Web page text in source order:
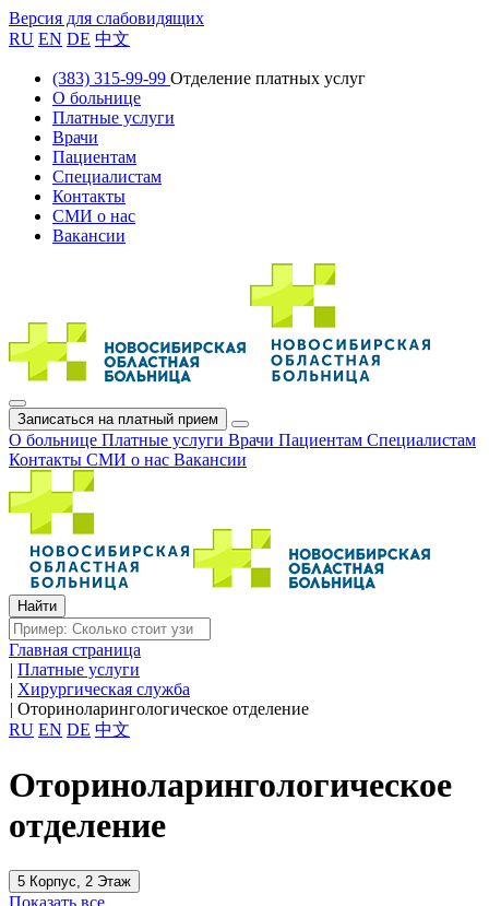
Версия для слабовидящих
RU EN DE 中文
(383) 315-99-99 Отделение платных услуг
О больнице
Платные услуги
Врачи
Пациентам
Специалистам
Контакты
СМИ о нас
Вакансии
Записаться на платный прием
О больнице Платные услуги Врачи Пациентам Специалистам
Контакты СМИ о нас Вакансии
Главная страница
| Платные услуги
| Хирургическая служба
| Оториноларингологическое отделение
RU EN DE 中文
Оториноларингологическое
отделение
5 Корпус, 2 Этаж
Показать все